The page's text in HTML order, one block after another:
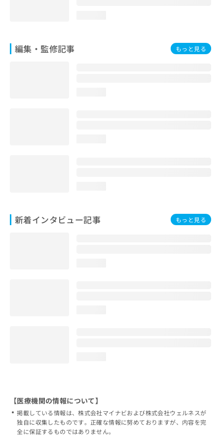
編集・監修記事 もっと見る
新着インタビュー記事 もっと見る
【医療機関の情報について】
掲載している情報は、株式会社マイナビおよび株式会社ウェルネスが
独自に収集したものです。正確な情報に努めておりますが、内容を完
全に保証するものではありません。